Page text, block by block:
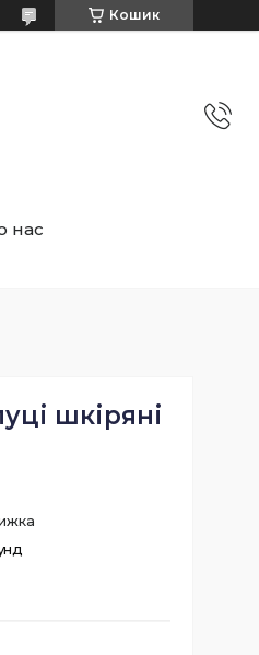
Кошик
нас
шкіряні